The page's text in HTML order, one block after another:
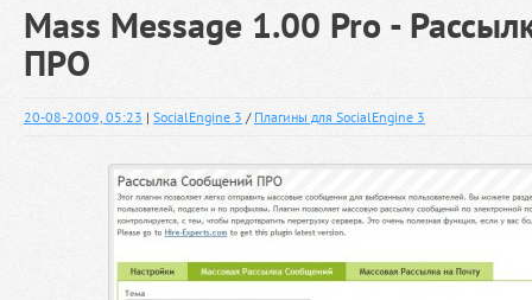
Mass Message 1.00 Pro -
ПРО
20-08-2009, 05:23 | SocialEngine 3 / Плагины для SocialEngine 3